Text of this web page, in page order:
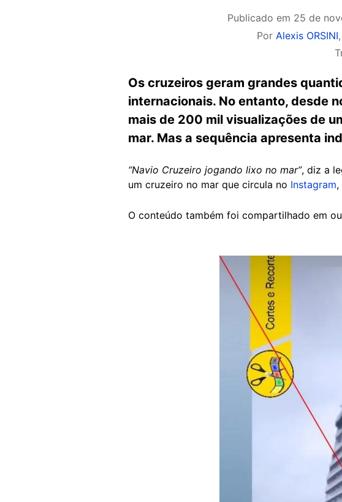
Publicado em 25 de
Por Alexis ORSINI,
Os cruzeiros geram grandes
internacionais. No entanto, desde
mais de 200 mil visualizações de
mar. Mas a sequência apresenta
“Navio Cruzeiro jogando lixo no mar”, diz a
um cruzeiro no mar que circula no Instagram,
O conteúdo também foi compartilhado em